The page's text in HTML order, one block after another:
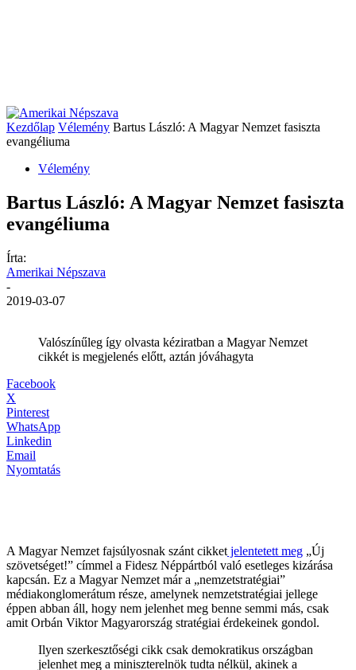
Kezdőlap Vélemény Bartus László: A Magyar Nemzet fasiszta
evangéliuma
Vélemény
Bartus László: A Magyar Nemzet fasiszta
evangéliuma
Írta:
Amerikai Népszava
-
2019-03-07
Valószínűleg így olvasta kéziratban a Magyar Nemzet
cikkét is megjelenés előtt, aztán jóváhagyta
Facebook
X
Pinterest
WhatsApp
Linkedin
Email
Nyomtatás
A Magyar Nemzet fajsúlyosnak szánt cikket jelentetett meg „Új
szövetséget!” címmel a Fidesz Néppártból való esetleges kizárása
kapcsán. Ez a Magyar Nemzet már a „nemzetstratégiai”
médiakonglomerátum része, amelynek nemzetstratégiai jellege
éppen abban áll, hogy nem jelenhet meg benne semmi más, csak
amit Orbán Viktor Magyarország stratégiai érdekeinek gondol.
Ilyen szerkesztőségi cikk csak demokratikus országban
jelenhet meg a miniszterelnök tudta nélkül, akinek a